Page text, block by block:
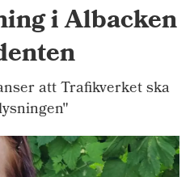
i Albacken
att Trafikverket ska